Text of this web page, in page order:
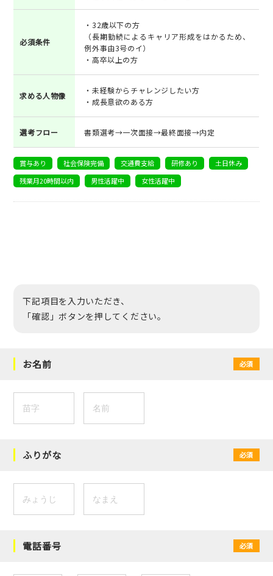
必須条件
・32歳以下の方
（長期勤続によるキャリア形成をはかるため、
例外事由3号のイ）
・高卒以上の方
求める人物像
・未経験からチャレンジしたい方
・成長意欲のある方
選考フロー 書類選考→一次面接→最終面接→内定
賞与あり 社会保険完備 交通費支給 研修あり
土日休み
残業月20時間以内
男性活躍中 女性活躍中
下記項目を入力いただき、
「確認」ボタンを押してください。
お名前 必須
ふりがな 必須
電話番号 必須